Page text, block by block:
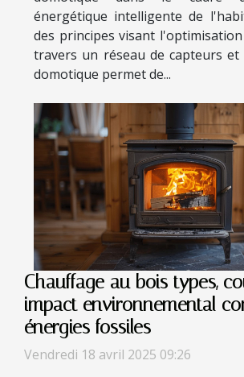
énergétique intelligente de
des principes visant
travers un réseau de capteurs et
domotique permet de...
Chauffage au bois types,
impact environnemental
énergies fossiles
Vendredi 18 avril 2025 09:26